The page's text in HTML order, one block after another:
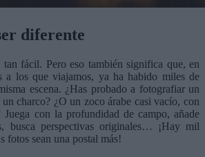
diferente
fácil. Pero eso también significa que, en
a los que viajamos, ya ha habido miles de
escena. ¿Has probado a fotografiar un
charco? ¿O un zoco árabe casi vacío, con
con la profundidad de campo, añade
busca perspectivas originales… ¡Hay mil
fotos sean una postal más!